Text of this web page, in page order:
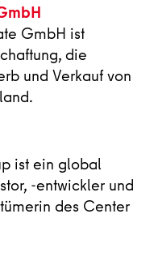
GmbH ist
die
und Verkauf von
ist ein global
-entwickler und
des Center